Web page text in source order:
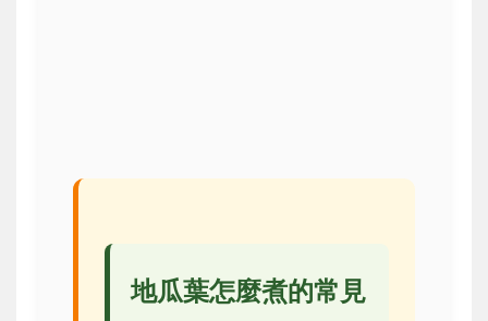
地瓜葉怎麼煮的常見